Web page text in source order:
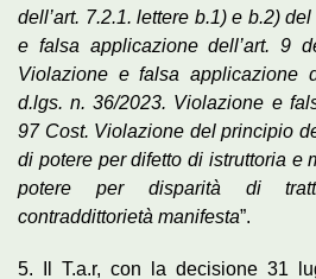
dell’art. 7.2.1. lettere b.1) e b.2)
e falsa applicazione dell’art. 9
Violazione e falsa applicazione
d.lgs. n. 36/2023. Violazione e
97 Cost. Violazione del principio
di potere per difetto di istruttoria e
potere per disparità di
contraddittorietà manifesta”.
5. Il T.a.r, con la decisione 31